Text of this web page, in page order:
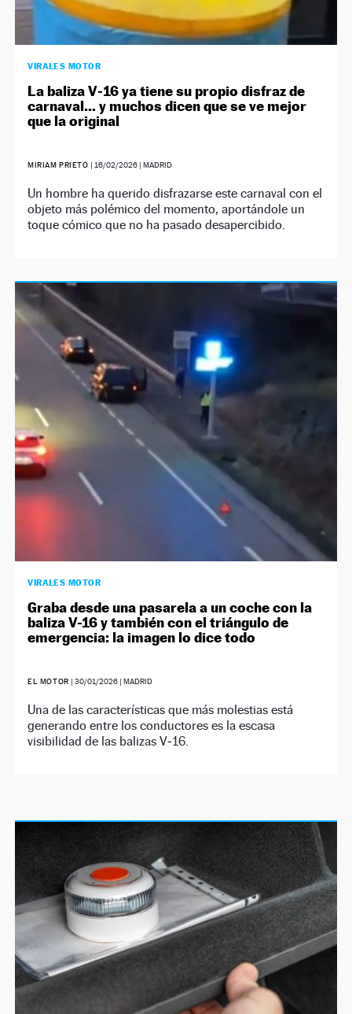
VIRALES MOTOR
La baliza V‑16 ya tiene su propio disfraz de
carnaval… y muchos dicen que se ve mejor
que la original
MIRIAM PRIETO | 16/02/2026| MADRID
Un hombre ha querido disfrazarse este carnaval con el
objeto más polémico del momento, aportándole un
toque cómico que no ha pasado desapercibido.
VIRALES MOTOR
Graba desde una pasarela a un coche con la
baliza V-16 y también con el triángulo de
emergencia: la imagen lo dice todo
EL MOTOR | 30/01/2026| MADRID
Una de las características que más molestias está
generando entre los conductores es la escasa
visibilidad de las balizas V‑16.